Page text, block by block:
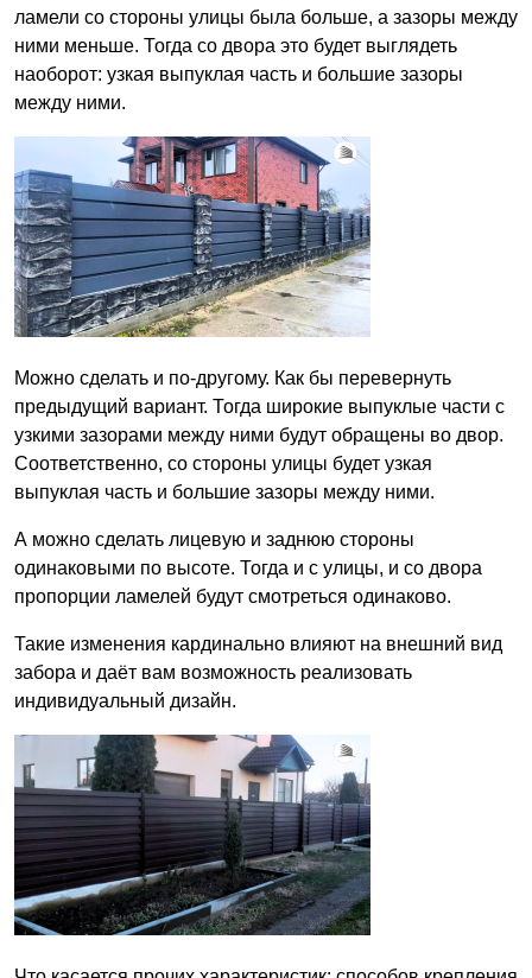
ламели со стороны улицы была больше, а зазоры между
ними меньше. Тогда со двора это будет выглядеть
наоборот: узкая выпуклая часть и большие зазоры
между ними.
Можно сделать и по-другому. Как бы перевернуть
предыдущий вариант. Тогда широкие выпуклые части с
узкими зазорами между ними будут обращены во двор.
Соответственно, со стороны улицы будет узкая
выпуклая часть и большие зазоры между ними.
А можно сделать лицевую и заднюю стороны
одинаковыми по высоте. Тогда и с улицы, и со двора
пропорции ламелей будут смотреться одинаково.
Такие изменения кардинально влияют на внешний вид
забора и даёт вам возможность реализовать
индивидуальный дизайн.